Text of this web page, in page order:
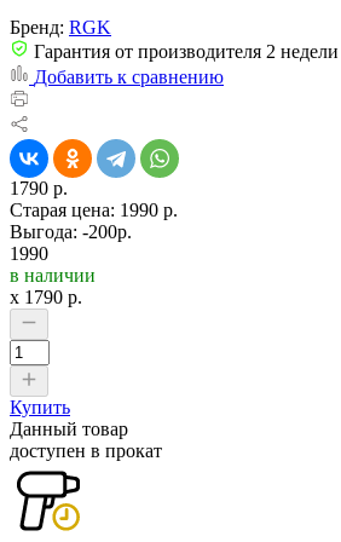
Бренд: RGK
Гарантия от производителя 2 недели
Добавить к сравнению
1790 р.
Старая цена: 1990 р.
Выгода: -200р.
1990
в наличии
x 1790 р.
Купить
Данный товар
доступен в прокат